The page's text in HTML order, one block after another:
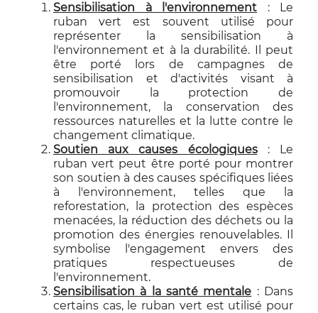
Sensibilisation à l'environnement : Le
ruban vert est souvent utilisé pour
représenter la sensibilisation à
l'environnement et à la durabilité. Il peut
être porté lors de campagnes de
sensibilisation et d'activités visant à
promouvoir la protection de
l'environnement, la conservation des
ressources naturelles et la lutte contre le
changement climatique.
Soutien aux causes écologiques: Le
ruban vert peut être porté pour montrer
son soutien à des causes spécifiques liées
à l'environnement, telles que la
reforestation, la protection des espèces
menacées, la réduction des déchets ou la
promotion des énergies renouvelables. Il
symbolise l'engagement envers des
pratiques respectueuses de
l'environnement.
Sensibilisation à la santé mentale : Dans
certains cas, le ruban vert est utilisé pour